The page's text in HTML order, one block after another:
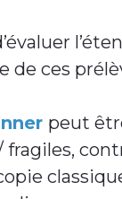
de ces
peut
fragiles,